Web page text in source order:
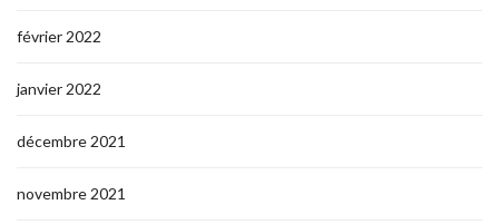
février 2022
janvier 2022
décembre 2021
novembre 2021